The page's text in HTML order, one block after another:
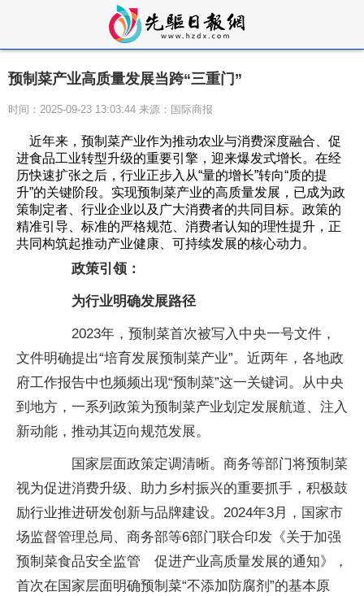
预制菜产业高质量发展当跨“三重门”
时间：2025-09-23 13:03:44 来源：国际商报
近年来，预制菜产业作为推动农业与消费深度融合、促
进食品工业转型升级的重要引擎，迎来爆发式增长。在经
历快速扩张之后，行业正步入从“量的增长”转向“质的提
升”的关键阶段。实现预制菜产业的高质量发展，已成为政
策制定者、行业企业以及广大消费者的共同目标。政策的
精准引导、标准的严格规范、消费者认知的理性提升，正
共同构筑起推动产业健康、可持续发展的核心动力。
政策引领：
为行业明确发展路径
2023年，预制菜首次被写入中央一号文件，
文件明确提出“培育发展预制菜产业”。近两年，各地政
府工作报告中也频频出现“预制菜”这一关键词。从中央
到地方，一系列政策为预制菜产业划定发展航道、注入
新动能，推动其迈向规范发展。
国家层面政策定调清晰。商务等部门将预制菜
视为促进消费升级、助力乡村振兴的重要抓手，积极鼓
励行业推进研发创新与品牌建设。2024年3月，国家市
场监督管理总局、商务部等6部门联合印发《关于加强
预制菜食品安全监管 促进产业高质量发展的通知》，
首次在国家层面明确预制菜“不添加防腐剂”的基本原